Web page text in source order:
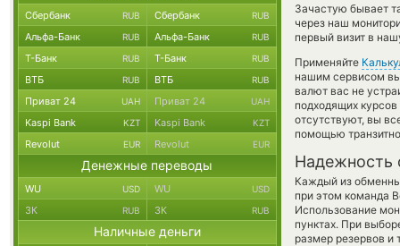
Зачастую бывает
через наш
первый визит в
Применяйте
нашим сервисом
валют вас не
подходящих
отсутствуют, вы
помощью
Надежность
Каждый из
при этом команда
Использование
пунктах. При
размер резервов и
Сбербанк RUB Сбербанк RUB
Альфа-Банк RUB Альфа-Банк RUB
Т-Банк RUB Т-Банк RUB
ВТБ RUB ВТБ RUB
Приват 24 UAH Приват 24 UAH
Kaspi Bank KZT Kaspi Bank KZT
Revolut EUR Revolut EUR
Денежные переводы
WU USD WU USD
ЗК RUB ЗК RUB
Наличные деньги